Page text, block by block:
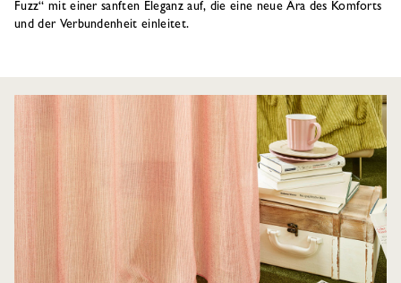
Fuzz“ mit einer sanften Eleganz auf, die eine neue Ära des Komforts
und der Verbundenheit einleitet.